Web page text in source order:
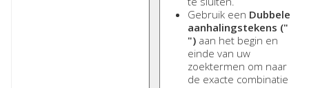
Gebruik een Dubbele
aanhalingstekens ("
") aan het begin en
einde van uw
zoektermen om naar
de exacte combinatie